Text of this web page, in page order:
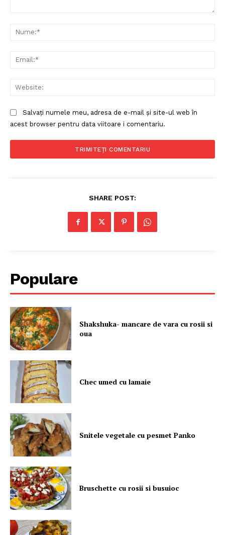
Salvați numele meu, adresa de e-mail și site-ul web în
acest browser pentru data viitoare i comentariu.
SHARE POST:
Populare
Shakshuka- mancare de vara cu rosii si
oua
Chec umed cu lamaie
Snitele vegetale cu pesmet Panko
Bruschette cu rosii si busuioc